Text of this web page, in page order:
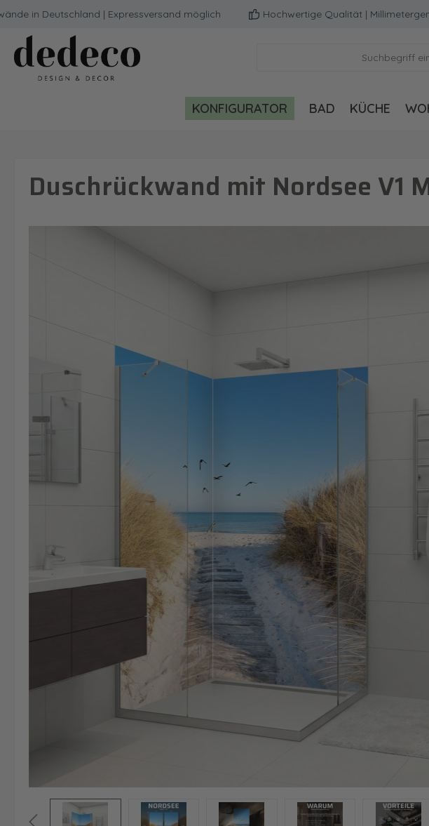
Hauptinhalt springen
Zur Suche springen
Zur Hauptnavigation springen
Deutschland | Expressversand möglich Hochwertige Qualität | Millimetergenau
KONFIGURATOR BAD KÜCHE
Duschrückwand mit Nordsee V1